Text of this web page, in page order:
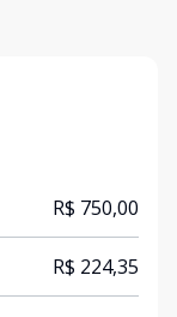
R$ 750,00
R$ 224,35